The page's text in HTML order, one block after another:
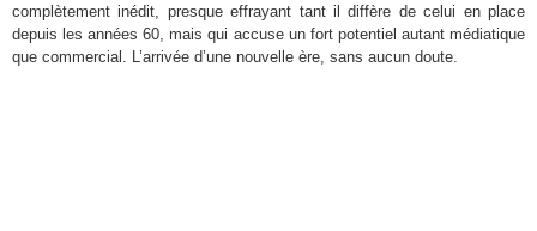
complètement inédit, presque effrayant tant il diffère de celui en place
depuis les années 60, mais qui accuse un fort potentiel autant médiatique
que commercial. L’arrivée d’une nouvelle ère, sans aucun doute.